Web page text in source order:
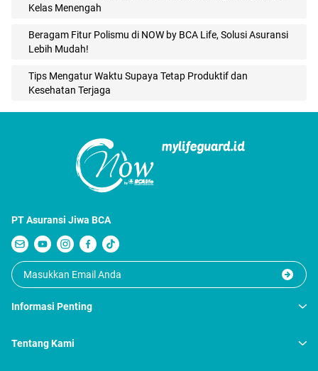
Kelas Menengah
Beragam Fitur Polismu di NOW by BCA Life, Solusi Asuransi
Lebih Mudah!
Tips Mengatur Waktu Supaya Tetap Produktif dan
Kesehatan Terjaga
PT Asuransi Jiwa BCA
Informasi Penting
Tentang Kami